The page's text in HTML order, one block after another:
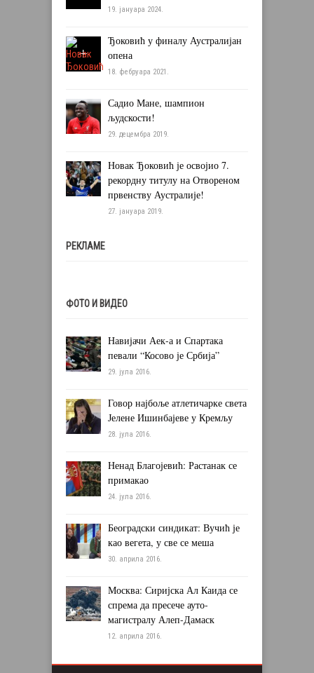
19. јануара 2024.
Ђоковић у финалу Аустралијан
опена
18. фебруара 2021.
Садио Мане, шампион
људскости!
29. децембра 2019.
Новак Ђоковић је освојио 7.
рекордну титулу на Отвореном
првенству Аустралије!
27. јануара 2019.
РЕКЛАМЕ
ФОТО И ВИДЕО
Навијачи Аек-а и Спартака
певали “Косово је Србија”
29. јула 2016.
Говор најбоље атлетичарке света
Јелене Ишинбајеве у Кремљу
28. јула 2016.
Ненад Благојевић: Растанак се
примакао
24. јула 2016.
Београдски синдикат: Вучић је
као вегета, у све се меша
30. априла 2016.
Москва: Сиријска Ал Каида се
спрема да пресече ауто-
магистралу Алеп-Дамаск
12. априла 2016.